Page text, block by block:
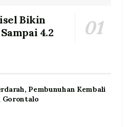
Bikin
4.2
Pembunuhan Kembali
Gorontalo